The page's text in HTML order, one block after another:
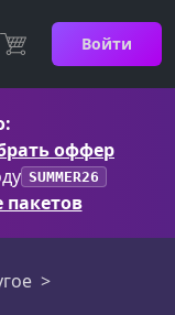
Войти
оффер
SUMMER26
пакетов